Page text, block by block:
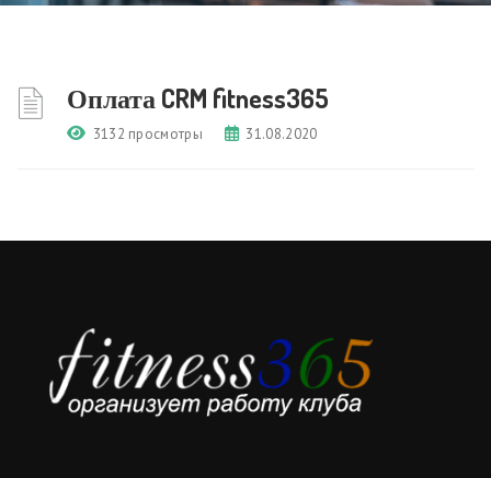
Оплата CRM fitness365
3132 просмотры 31.08.2020